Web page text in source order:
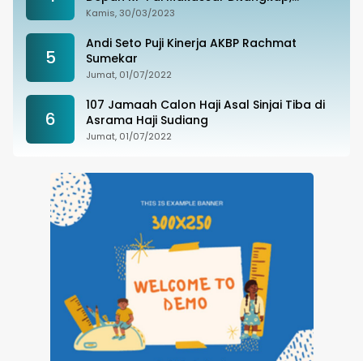
Ternyata Joki Balapan Liar
Kamis, 30/03/2023
5
Andi Seto Puji Kinerja AKBP Rachmat
Sumekar
Jumat, 01/07/2022
6
107 Jamaah Calon Haji Asal Sinjai Tiba di
Asrama Haji Sudiang
Jumat, 01/07/2022